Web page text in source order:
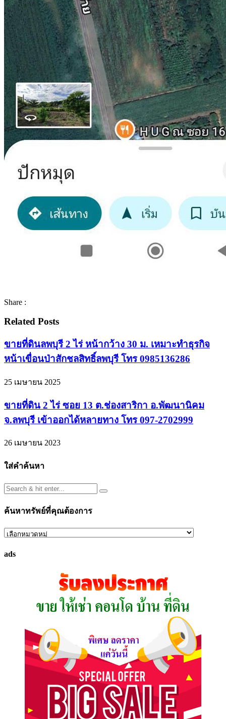
Share :
Related Posts
ขายที่ดินลพบุรี 2 ไร่ หน้ากว้าง 30 ม. เหมาะทำธุรกิจ
หน้าเขื่อนป่าสักชลสิทธิ์ลพบุรี โทร 0985136286
25 เมษายน 2025
ขายที่ดิน 2 ไร่ ซอย 13 ต.ช่องสาริกา อ.พัฒนานิคม
จ.ลพบุรี เข้าออกได้หลายทาง โทร 097-2702999
26 เมษายน 2023
ใส่คำค้นหา
ค้นหาทรัพย์ที่คุณต้องการ
ค้นหา
ที่
ads